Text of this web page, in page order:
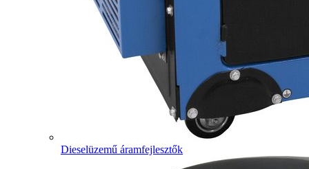
Dieselüzemű áramfejlesztők